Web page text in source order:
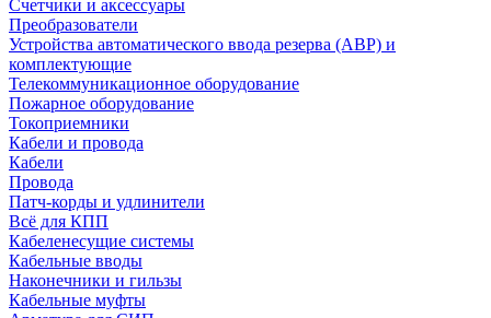
Счетчики и аксессуары
Преобразователи
Устройства автоматического ввода резерва (АВР) и
комплектующие
Телекоммуникационное оборудование
Пожарное оборудование
Токоприемники
Кабели и провода
Кабели
Провода
Патч-корды и удлинители
Всё для КПП
Кабеленесущие системы
Кабельные вводы
Наконечники и гильзы
Кабельные муфты